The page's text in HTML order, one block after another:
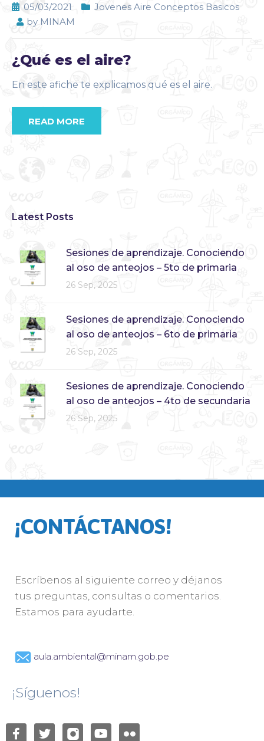
05/03/2021
Jovenes Aire Conceptos Basicos
by MINAM
¿Qué es el aire?
En este afiche te explicamos qué es el aire.
READ MORE
Latest Posts
Sesiones de aprendizaje. Conociendo
al oso de anteojos – 5to de primaria
26 Sep, 2025
Sesiones de aprendizaje. Conociendo
al oso de anteojos – 6to de primaria
26 Sep, 2025
Sesiones de aprendizaje. Conociendo
al oso de anteojos – 4to de secundaria
26 Sep, 2025
¡CONTÁCTANOS!
Escríbenos al siguiente correo y déjanos
tus preguntas, consultas o comentarios.
Estamos para ayudarte.
aula.ambiental@minam.gob.pe
¡Síguenos!